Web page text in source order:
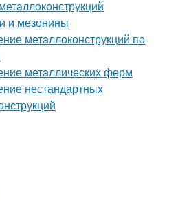
и мезонины
металлоконструкций по
металлических ферм
нестандартных